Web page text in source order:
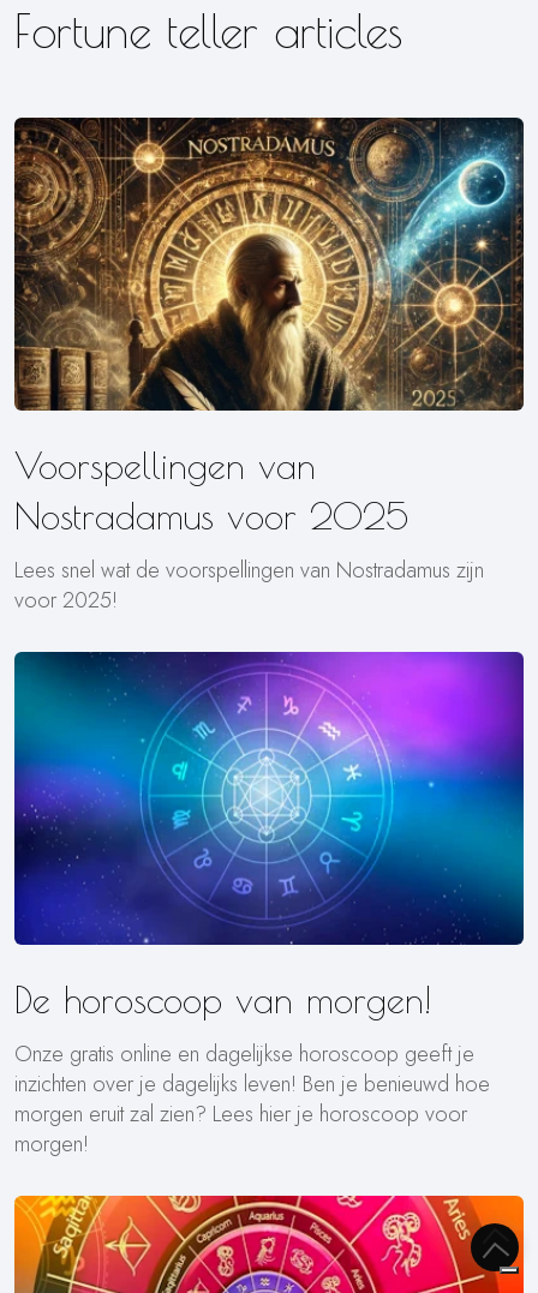
Fortune teller articles
Voorspellingen van
Nostradamus voor 2025
Lees snel wat de voorspellingen van Nostradamus zijn
voor 2025!
De horoscoop van morgen!
Onze gratis online en dagelijkse horoscoop geeft je
inzichten over je dagelijks leven! Ben je benieuwd hoe
morgen eruit zal zien? Lees hier je horoscoop voor
morgen!